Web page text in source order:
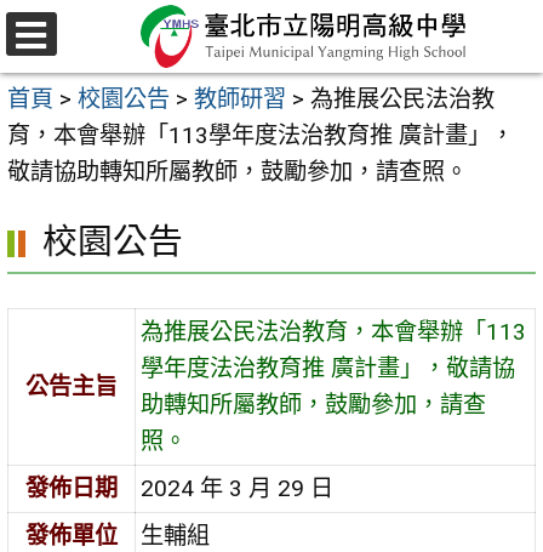
跳
至
主
要
內
區
選
單
首頁 > 校園公告 > 教師研習 > 為推展公民法治教
育，本會舉辦「113學年度法治教育推 廣計畫」，
敬請協助轉知所屬教師，鼓勵參加，請查照。
校園公告
公告主旨
為推展公民法治教育，本會舉辦「113
學年度法治教育推 廣計畫」，敬請協
助轉知所屬教師，鼓勵參加，請查
照。
發佈日期
2024 年 3 月 29 日
發佈單位
生輔組